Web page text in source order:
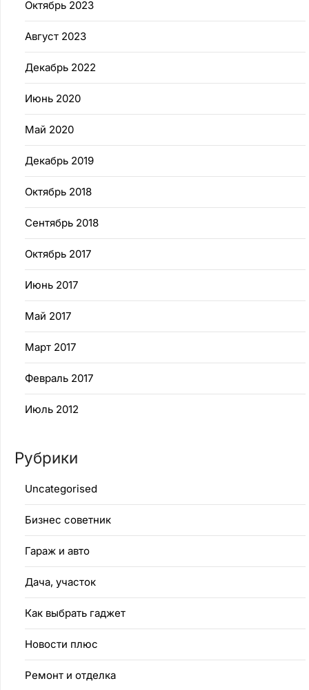
Октябрь 2023
Август 2023
Декабрь 2022
Июнь 2020
Май 2020
Декабрь 2019
Октябрь 2018
Сентябрь 2018
Октябрь 2017
Июнь 2017
Май 2017
Март 2017
Февраль 2017
Июль 2012
Рубрики
Uncategorised
Бизнес советник
Гараж и авто
Дача, участок
Как выбрать гаджет
Новости плюс
Ремонт и отделка